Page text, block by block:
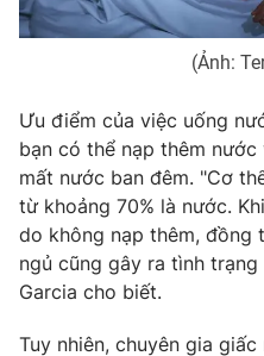
Video
VTV Sức khoẻ
Thị trường 24h
VTV4
(Ảnh:
Ưu điểm của việc uống
bạn có thể nạp thêm
mất nước ban đêm. "Cơ
từ khoảng 70% là nước.
do không nạp thêm, đồng
ngủ cũng gây ra tình trạng
Garcia cho biết.
Tuy nhiên, chuyên gia